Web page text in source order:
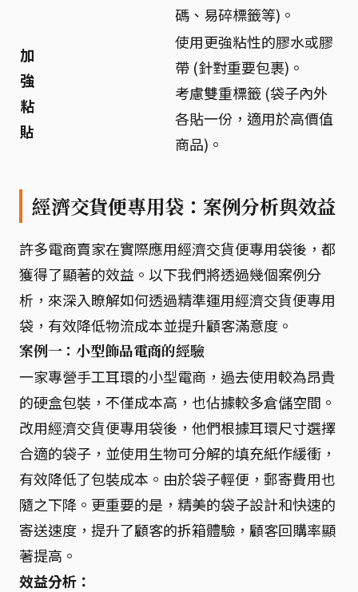
碼、易碎標籤等)。
加
強
粘
貼
使用更強粘性的膠水或膠
帶 (針對重要包裹)。
考慮雙重標籤 (袋子內外
各貼一份，適用於高價值
商品)。
經濟交貨便專用袋：案例分析與效益
許多電商賣家在實際應用經濟交貨便專用袋後，都
獲得了顯著的效益。以下我們將透過幾個案例分
析，來深入瞭解如何透過精準運用經濟交貨便專用
袋，有效降低物流成本並提升顧客滿意度。
案例一：小型飾品電商的經驗
一家專營手工耳環的小型電商，過去使用較為昂貴
的硬盒包裝，不僅成本高，也佔據較多倉儲空間。
改用經濟交貨便專用袋後，他們根據耳環尺寸選擇
合適的袋子，並使用生物可分解的填充紙作緩衝，
有效降低了包裝成本。由於袋子輕便，郵寄費用也
隨之下降。更重要的是，精美的袋子設計和快速的
寄送速度，提升了顧客的拆箱體驗，顧客回購率顯
著提高。
效益分析：